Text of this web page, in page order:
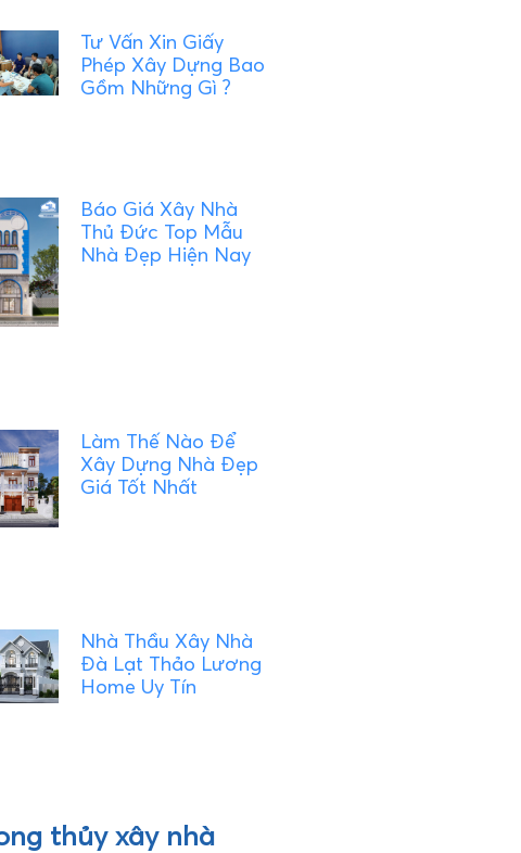
Tư Vấn Xin Giấy
Phép Xây Dựng Bao
Gồm Những Gì ?
Báo Giá Xây Nhà
Thủ Đức Top Mẫu
Nhà Đẹp Hiện Nay
Làm Thế Nào Để
Xây Dựng Nhà Đẹp
Giá Tốt Nhất
Nhà Thầu Xây Nhà
Đà Lạt Thảo Lương
Home Uy Tín
thủy xây nhà